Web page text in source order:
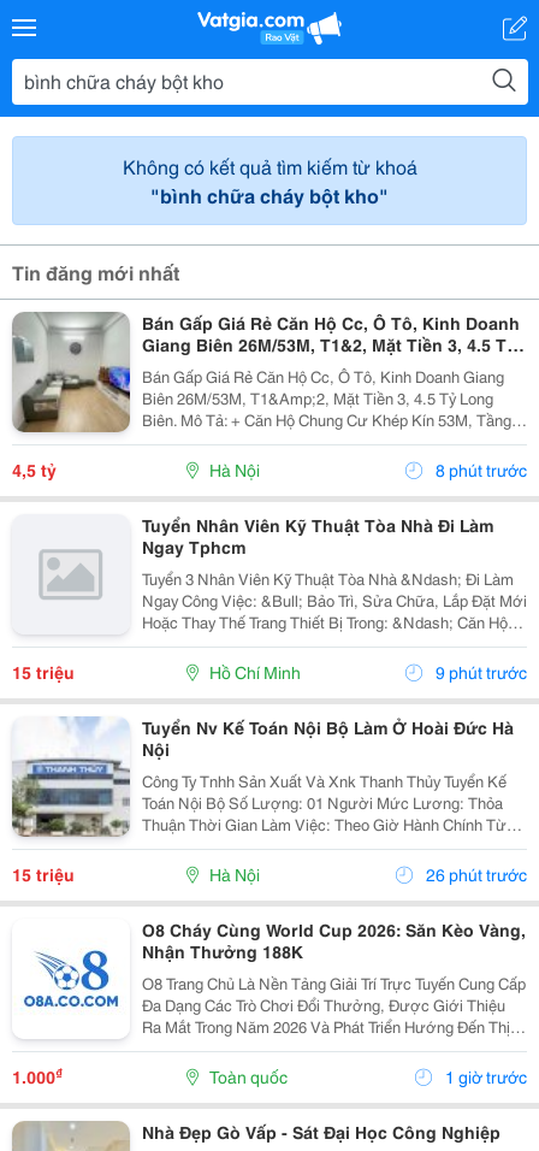
Không có kết quả tìm kiếm từ khoá
"bình chữa cháy bột kho"
Tin đăng mới nhất
Bán Gấp Giá Rẻ Căn Hộ Cc, Ô Tô, Kinh Doanh
Giang Biên 26M/53M, T1&2, Mặt Tiền 3, 4.5 Tỷ
Long Biên.
Bán Gấp Giá Rẻ Căn Hộ Cc, Ô Tô, Kinh Doanh Giang
Biên 26M/53M, T1&Amp;2, Mặt Tiền 3, 4.5 Tỷ Long
Biên. Mô Tả: + Căn Hộ Chung Cư Khép Kín 53M, Tầng 1
Và 2 Đế Căn Hộ Chung Cư, Đất Sổ Đỏ Lâu Dài. + Kinh
Doanh Bất Chấp Các Loại Hình, Quỹ Đất Rộng...
4,5 tỷ Hà Nội 8 phút trước
Tuyển Nhân Viên Kỹ Thuật Tòa Nhà Đi Làm
Ngay Tphcm
Tuyển 3 Nhân Viên Kỹ Thuật Tòa Nhà &Ndash; Đi Làm
Ngay Công Việc: &Bull; Bảo Trì, Sửa Chữa, Lắp Đặt Mới
Hoặc Thay Thế Trang Thiết Bị Trong: &Ndash; Căn Hộ
Dịch Vụ &Ndash; Nhà Trọ, Chung Cư Mini &Bull; Kiểm
Tra Và Xử Lý Sự Cố Phát Sinh...
15 triệu Hồ Chí Minh 9 phút trước
Tuyển Nv Kế Toán Nội Bộ Làm Ở Hoài Đức Hà
Nội
Công Ty Tnhh Sản Xuất Và Xnk Thanh Thủy Tuyển Kế
Toán Nội Bộ Số Lượng: 01 Người Mức Lương: Thỏa
Thuận Thời Gian Làm Việc: Theo Giờ Hành Chính Từ
Thứ 2 Đến Thứ 7. Nội Dung Công Việc: - Làm Hợp Đồng
Mua Bán, Tính Lương Nhân Viên, Hợp...
15 triệu Hà Nội 26 phút trước
O8 Cháy Cùng World Cup 2026: Săn Kèo Vàng,
Nhận Thưởng 188K
O8 Trang Chủ Là Nền Tảng Giải Trí Trực Tuyến Cung Cấp
Đa Dạng Các Trò Chơi Đổi Thưởng, Được Giới Thiệu
Ra Mắt Trong Năm 2026 Và Phát Triển Hướng Đến Thị
Trường Châu Á. Theo Thông Tin Từ Nền Tảng, O8 Hoạt
Động Theo Các Tiêu Chuẩn Áp Dụng Trong Lĩnh...
1.000₫ Toàn quốc 1 giờ trước
Nhà Đẹp Gò Vấp - Sát Đại Học Công Nghiệp